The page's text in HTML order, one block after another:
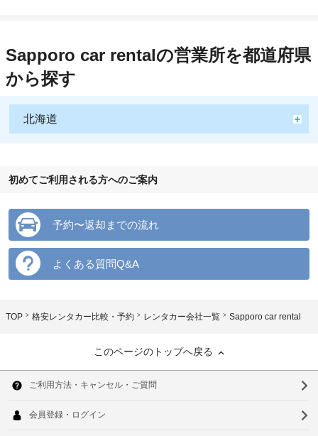
Sapporo car rentalの営業所を都道府県
から探す
北海道
初めてご利用される方へのご案内
予約〜返却までの流れ
よくある質問Q&A
TOP 格安レンタカー比較・予約 レンタカー会社一覧 Sapporo car rental
このページのトップへ戻る